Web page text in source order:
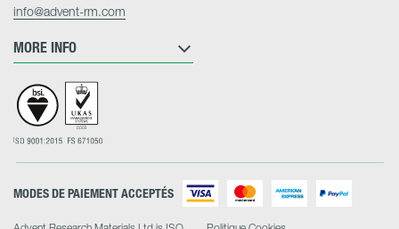
MORE INFO
info@advent-rm.com
MODES DE PAIEMENT ACCEPTÉS